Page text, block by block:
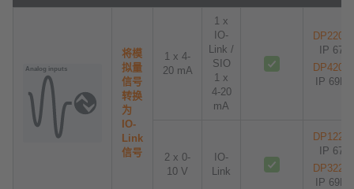
将模
拟量
信号
转换
为
IO-
Link
信号
1 x 4-
20 mA
1 x
IO-
Link /
SIO
1 x
4-20
mA
DP2200
IP 67
DP4200
IP 69K
2 x 0-
10 V
IO-
Link
DP1222
IP 67
DP3222
IP 69K